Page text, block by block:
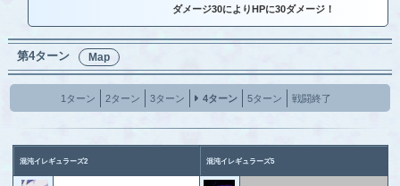
ダメージ30によりHPに30ダメージ！
第4ターン Map
1ターン 2ターン 3ターン 4ターン 5ターン 戦闘終了
混沌イレギュラーズ2 混沌イレギュラーズ5